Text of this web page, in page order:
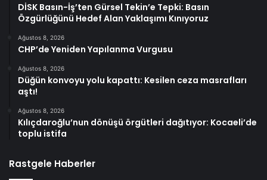
DİSK Basın-İş’ten Gürsel Tekin’e Tepki: Basın
Özgürlüğünü Hedef Alan Yaklaşımı Kınıyoruz
Ağustos 8, 2026
CHP’de Yeniden Yapılanma Vurgusu
Ağustos 8, 2026
Düğün konvoyu yolu kapattı: Kesilen ceza masrafları
aştı!
Ağustos 8, 2026
Kılıçdaroğlu’nun dönüşü örgütleri dağıtıyor: Kocaeli’de
toplu istifa
Rastgele Haberler